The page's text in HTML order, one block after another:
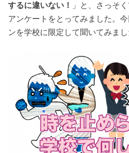
するに違いない！
」と、さっそ
アンケートをとってみました。
ンを学校に限定して聞いてみまし